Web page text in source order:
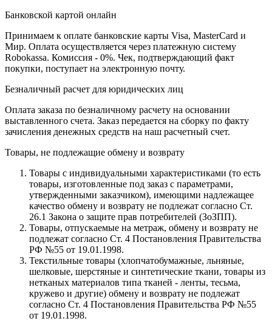
Банковской картой онлайн
Принимаем к оплате банковские карты Visa, MasterCard и
Мир. Оплата осуществляется через платежную систему
Robokassa. Комиссия - 0%. Чек, подтверждающий факт
покупки, поступает на электронную почту.
Безналичный расчет для юридических лиц
Оплата заказа по безналичному расчету на основании
выставленного счета. Заказ передается на сборку по факту
зачисления денежных средств на наш расчетный счет.
Товары, не подлежащие обмену и возврату
Товары с индивидуальными характеристиками (то есть
товары, изготовленные под заказ с параметрами,
утвержденными заказчиком), имеющими надлежащее
качество обмену и возврату не подлежат согласно Ст.
26.1 Закона о защите прав потребителей (ЗоЗПП).
Товары, отпускаемые на метраж, обмену и возврату не
подлежат согласно Ст. 4 Постановления Правительства
РФ №55 от 19.01.1998.
Текстильные товары (хлопчатобумажные, льняные,
шелковые, шерстяные и синтетические ткани, товары из
нетканых материалов типа тканей - ленты, тесьма,
кружево и другие) обмену и возврату не подлежат
согласно Ст. 4 Постановления Правительства РФ №55
от 19.01.1998.